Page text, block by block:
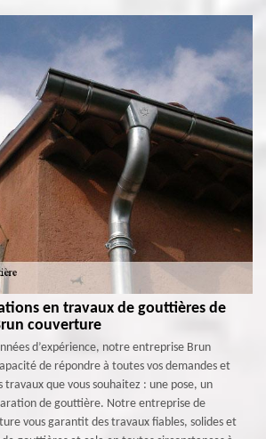
en travaux de gouttières de
couverture
d’expérience, notre entreprise Brun
de répondre à toutes vos demandes et
travaux que vous souhaitez : une pose, un
de gouttière. Notre entreprise de
vous garantit des travaux fiables, solides et